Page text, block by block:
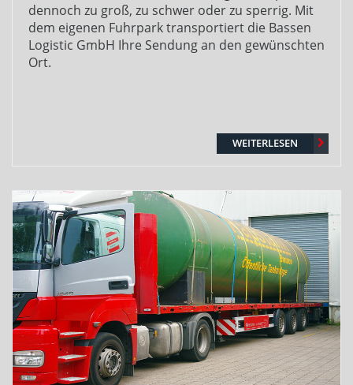
dennoch zu groß, zu schwer oder zu sperrig. Mit
dem eigenen Fuhrpark transportiert die Bassen
Logistic GmbH Ihre Sendung an den gewünschten
Ort.
WEITERLESEN